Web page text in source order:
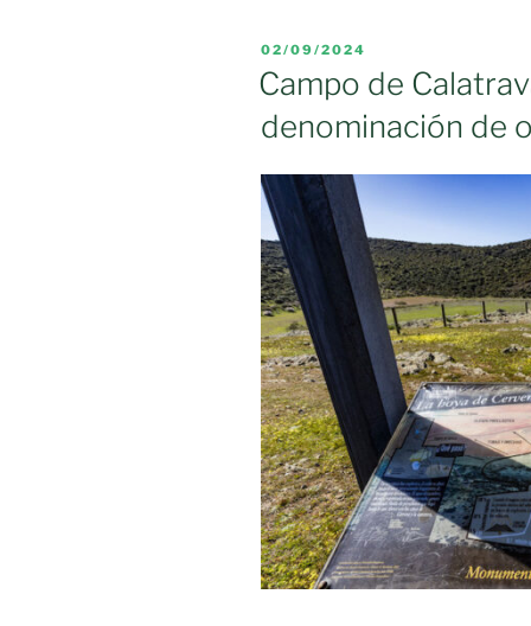
DO
Campo
Cva.,
en
Carrión»
PUBLICADO
EL
02/09/2024
Campo de
denominación de